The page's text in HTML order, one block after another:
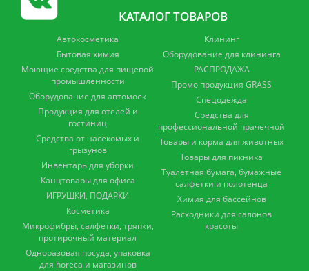
КАТАЛОГ ТОВАРОВ
Автокосметика
Бытовая химия
Моющие средства для пищевой
промышленности
Оборудование для автомоек
Продукция для отелей и
гостиниц
Средства от насекомых и
грызунов
Инвентарь для уборки
Канцтовары для офиса
ИГРУШКИ, ПОДАРКИ
Косметика
Микрофибры, салфетки, тряпки,
протирочный материал
Одноразовая посуда, упаковка
для horeca и магазинов
Клининг
Оборудование для клининга
РАСПРОДАЖА
Промо продукция GRASS
Спецодежда
Средства для
профессиональной прачечной
Товары и корма для животных
Товары для пикника
Туалетная бумага, бумажные
салфетки и полотенца
Химия для бассейнов
Расходники для салонов
красоты